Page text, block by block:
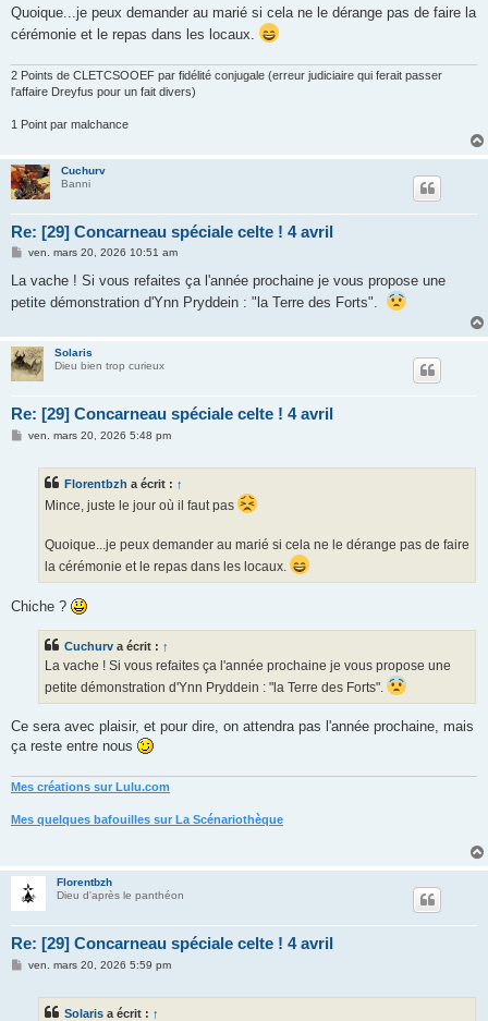
g
e
Quoique...je peux demander au marié si cela ne le dérange pas de faire la
cérémonie et le repas dans les locaux.
2 Points de CLETCSOOEF par fidélité conjugale (erreur judiciaire qui ferait passer
l'affaire Dreyfus pour un fait divers)
1 Point par malchance
Cuchurv
Banni
Re: [29] Concarneau spéciale celte ! 4 avril
M
s
a
ven. mars 20, 2026 10:51 am
La vache ! Si vous refaites ça l'année prochaine je vous propose une
petite démonstration d'Ynn Pryddein : "la Terre des Forts".
Solaris
Dieu bien trop curieux
Re: [29] Concarneau spéciale celte ! 4 avril
Mven. mars 20, 2026 5:48 pm
Florentbzh a écrit : ↑
Mince, juste le jour où il faut pas
Quoique...je peux demander au marié si cela ne le dérange pas de faire
la cérémonie et le repas dans les locaux.
Chiche ?
Cuchurv a écrit : ↑
La vache ! Si vous refaites ça l'année prochaine je vous propose une
petite démonstration d'Ynn Pryddein : "la Terre des Forts".
Ce sera avec plaisir, et pour dire, on attendra pas l'année prochaine, mais
ça reste entre nous
Mes créations sur Lulu.com
Mes quelques bafouilles sur La Scénariothèque
Florentbzh
Dieu d'après le panthéon
Re: [29] Concarneau spéciale celte ! 4 avril
Mven. mars 20, 2026 5:59 pm
Solaris a écrit : ↑